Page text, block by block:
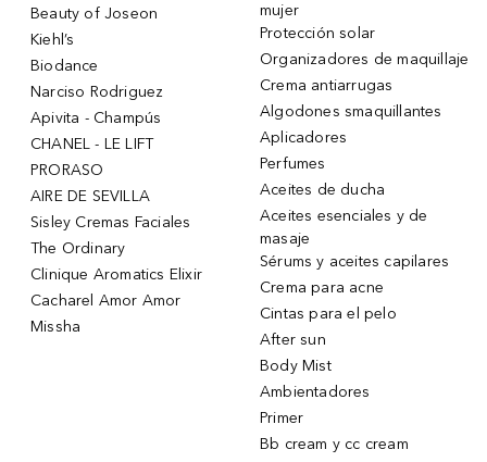
Beauty of Joseon
Kiehl’s
Biodance
Narciso Rodriguez
Apivita - Champús
CHANEL - LE LIFT
PRORASO
AIRE DE SEVILLA
Sisley Cremas Faciales
The Ordinary
Clinique Aromatics Elixir
Cacharel Amor Amor
Missha
mujer
Protección solar
Organizadores de maquillaje
Crema antiarrugas
Algodones smaquillantes
Aplicadores
Perfumes
Aceites de ducha
Aceites esenciales y de
masaje
Sérums y aceites capilares
Crema para acne
Cintas para el pelo
After sun
Body Mist
Ambientadores
Primer
Bb cream y cc cream